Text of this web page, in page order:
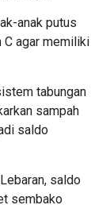
anak putus
C agar memiliki
tabungan
sampah
saldo
saldo
sembako